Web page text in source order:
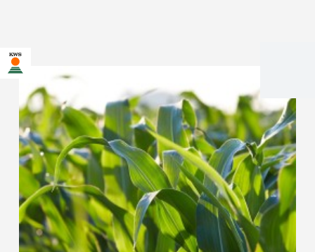
Sie befinden sich auf der KWS Website für Österreich. Für
diese Seite existiert eine alternative Seite für Ihr Land:
Möchten Sie jetzt wechseln?
JETZT
WECHSELN
DIESMAL NICHT
WECHSELN
NICHT MEHR
FRAGEN